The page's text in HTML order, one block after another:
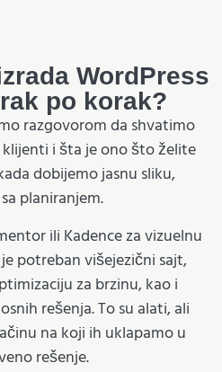
WordPress
po korak?
razgovorom da shvatimo
i šta je ono što želite
dobijemo jasnu sliku,
planiranjem.
ili Kadence za vizuelnu
potreban višejezični sajt,
za brzinu, kao i
rešenja. To su alati, ali
na koji ih uklapamo u
rešenje.